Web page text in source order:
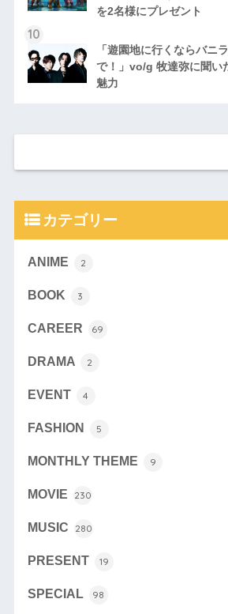
を2名様にプレゼント
「遊園地に行くならバニ
で！」vo/g 牧達弥に聞
魅力
カテゴリー
ANIME 2
BOOK 3
CAREER 69
DRAMA 2
EVENT 4
FASHION 5
MONTHLY THEME 9
MOVIE 230
MUSIC 280
PRESENT 19
SPECIAL 98